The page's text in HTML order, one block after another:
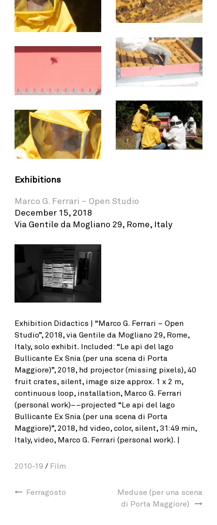
Exhibitions
Marco G. Ferrari – Open Studio
December 15, 2018
Via Gentile da Mogliano 29, Rome, Italy
Exhibition Didactics | “Marco G. Ferrari – Open
Studio”, 2018, via Gentile da Mogliano 29, Rome,
Italy, solo exhibit. Included: “Le api del lago
Bullicante Ex Snia (per una scena di Porta
Maggiore)”, 2018, hd projector (missing pixels), 40
fruit crates, silent, image size approx. 1 x 2 m,
continuous loop, installation, Marco G. Ferrari
(personal work)––projected “Le api del lago
Bullicante Ex Snia (per una scena di Porta
Maggiore)”, 2018, hd video, color, silent, 31:49 min,
Italy, video, Marco G. Ferrari (personal work). |
2010-19 / Film
Ferragosto
Meduse (per una scena
di Porta Maggiore)